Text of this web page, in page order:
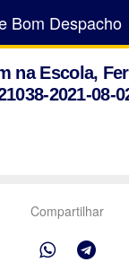
Bom Despacho
na Escola,
2021-08-
Compartilhar